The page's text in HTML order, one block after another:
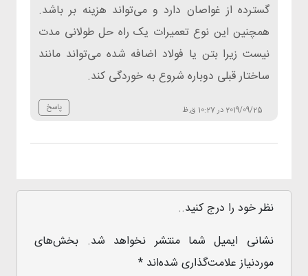
2019/09/25 در 10:27 ق.ظ
گسترده از غواصان دارد و می‌تواند هزینه بر باشد.
همچنین این نوع تعمیرات یک راه حل طولانی مدت
نیست زیرا بتن یا فولاد اضافه شده می‌تواند مانند
ساختار قبلی دوباره شروع به خوردگی کند.
پاسخ
نظر خود را درج کنید..
نشانی ایمیل شما منتشر نخواهد شد. بخش‌های
موردنیاز علامت‌گذاری شده‌اند*